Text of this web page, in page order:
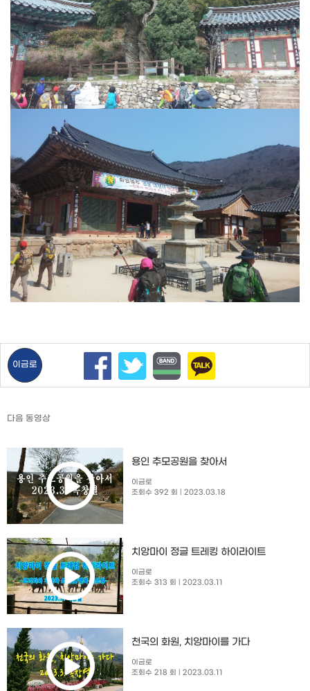
이금로
다음 동영상
용인 추모공원을 찾아서
이금로
조회수 392 회
| 2023.03.18
치앙마이 정글 트레킹 하이라이트
이금로
조회수 313 회
| 2023.03.11
천국의 화원, 치앙마이를 가다
이금로
조회수 218 회
| 2023.03.11